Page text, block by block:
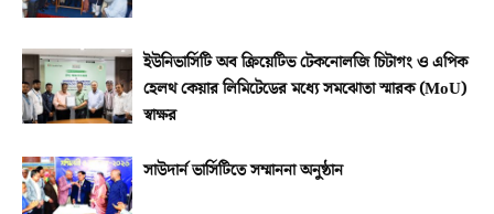
ইউনিভার্সিটি অব ক্রিয়েটিভ টেকনোলজি চিটাগং ও এপিক
হেলথ কেয়ার লিমিটেডের মধ্যে সমঝোতা স্মারক (MoU)
স্বাক্ষর
সাউদার্ন ভার্সিটিতে সম্মাননা অনুষ্ঠান